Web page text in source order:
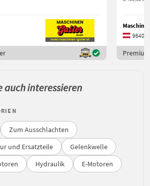
9640
auch interessieren
Zum Ausschlachten
und Ersatzteile
Gelenkwelle
Hydraulik
E-Motoren